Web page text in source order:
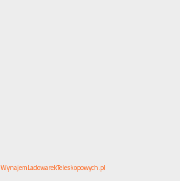
WynajemLadowarekTeleskopowych.pl